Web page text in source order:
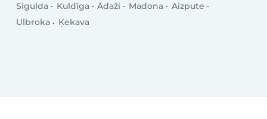
Sigulda
Kuldīga Ādaži Madona
Aizpute
Ulbroka
Ķekava